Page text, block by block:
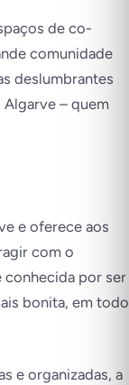
de co-
comunidade
deslumbrantes
– quem
e oferece aos
com o
conhecida por ser
bonita, em todo
e organizadas, a